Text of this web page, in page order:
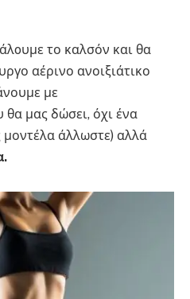
το καλσόν και θα
αέρινο ανοιξιάτικο
με
θα μας δώσει, όχι ένα
μοντέλα άλλωστε) αλλά